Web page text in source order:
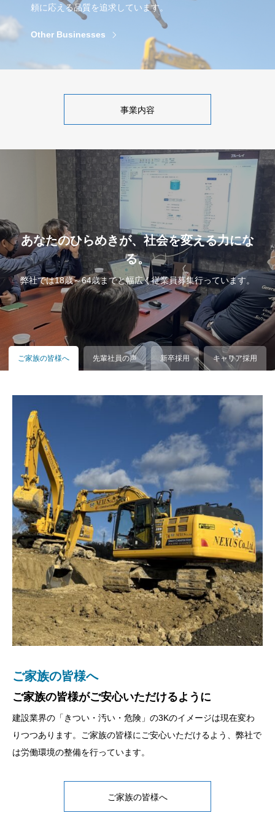
頼に応える品質を追求しています。
Other Businesses
事業内容
あなたのひらめきが、社会を変える力にな
る。
弊社では18歳～64歳までと幅広く従業員募集行っています。
ご家族の皆様へ 先輩社員の声 新卒採用 キャリア採用
ご家族の皆様へ
ご家族の皆様がご安心いただけるように
建設業界の「きつい・汚い・危険」の3Kのイメージは現在変わ
りつつあります。ご家族の皆様にご安心いただけるよう、弊社で
は労働環境の整備を行っています。
ご家族の皆様へ
先輩社員の声
建設業界ってなにしてるの？
「建設業界って何をしているのかわからない」「土日でも工事現
場は動いているので休みがなさそう」「見た目がいかつい人が多
くて嫌だな」そういった疑問や不安を払拭できるように当社のユ
新卒採用
チャレンジ精神旺盛な方をお待ちしています。
弊社社員の従業員の平均年齢は41歳。10代～20代が6名、30代4
名、40代以降で14名で構成されています。
私たちは、若手が自分の意志で未来を創り上げていく姿勢を大切
躍できる舞台を用意しています。
キャリア採用
その経験当社で活かしてみませんか。
弊社ではキャリア採用も積極的に募集しています。経験者がさら
にスキルアップできるよう、充実したキャリア支援プログラムを
用意しています。
築きながら、安心して長期的に活躍できる体制が整っています。